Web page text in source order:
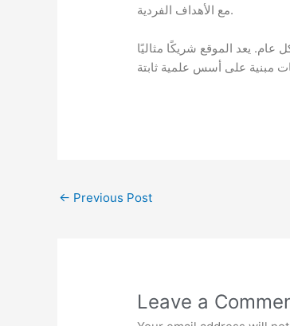
مع الأهداف الفردية.
عام. يعد الموقع شريكًا مثاليًا
← Previous Post
Leave a